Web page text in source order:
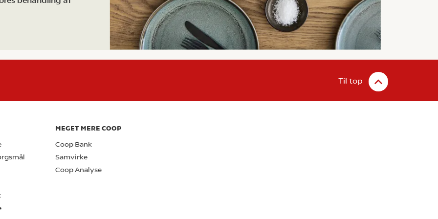
Til top
MEGET MERE COOP
Coop Bank
Samvirke
Coop Analyse